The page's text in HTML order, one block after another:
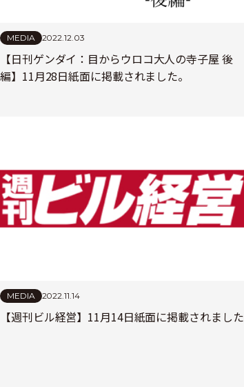
MEDIA 2022.12.03
【日刊ゲンダイ：目からウロコ大人の寺子屋 後
編】11月28日紙面に掲載されました。
MEDIA 2022.11.14
【週刊ビル経営】11月14日紙面に掲載されました